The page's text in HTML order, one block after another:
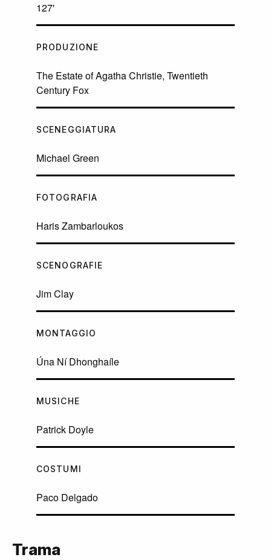
127'
PRODUZIONE
The Estate of Agatha Christie, Twentieth
Century Fox
SCENEGGIATURA
Michael Green
FOTOGRAFIA
Haris Zambarloukos
SCENOGRAFIE
Jim Clay
MONTAGGIO
Úna Ní Dhonghaíle
MUSICHE
Patrick Doyle
COSTUMI
Paco Delgado
Trama